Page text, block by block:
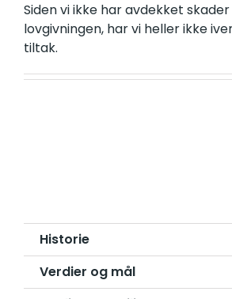
Siden vi ikke har avdekket
lovgivningen, har vi heller ikke
tiltak.
Historie
Verdier og mål